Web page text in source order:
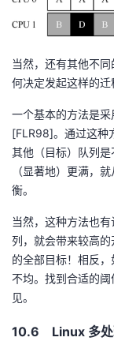
当然，还有其他不
何决定发起这样的迁
一个基本的方法是
[FLR98]。通过这种
其他（目标）队列
（显著地）更满，
衡。
当然，这种方法也
列，就会带来较高
的全部目标！相反
不均。找到合适的
见。
10.6 Linux 多处